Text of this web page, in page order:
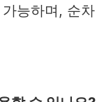
능하며, 순차